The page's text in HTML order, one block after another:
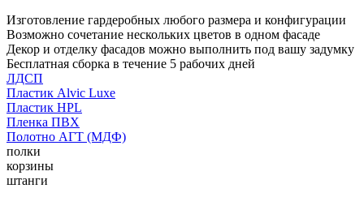
Изготовление гардеробных любого размера и конфигурации
Возможно сочетание нескольких цветов в одном фасаде
Декор и отделку фасадов можно выполнить под вашу задумку
Бесплатная сборка в течение 5 рабочих дней
ЛДСП
Пластик Alvic Luxe
Пластик HPL
Пленка ПВХ
Полотно АГТ (МДФ)
полки
корзины
штанги